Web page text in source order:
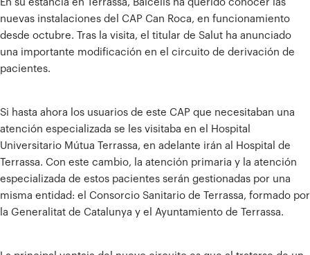
En su estancia en Terrassa, Balcells ha querido conocer las
nuevas instalaciones del CAP Can Roca, en funcionamiento
desde octubre. Tras la visita, el titular de Salut ha anunciado
una importante modificación en el circuito de derivación de
pacientes.
Si hasta ahora los usuarios de este CAP que necesitaban una
atención especializada se les visitaba en el Hospital
Universitario Mútua Terrassa, en adelante irán al Hospital de
Terrassa. Con este cambio, la atención primaria y la atención
especializada de estos pacientes serán gestionadas por una
misma entidad: el Consorcio Sanitario de Terrassa, formado por
la Generalitat de Catalunya y el Ayuntamiento de Terrassa.